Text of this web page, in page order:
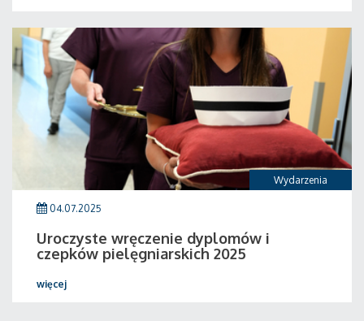
Wydarzenia
04.07.2025
Uroczyste wręczenie dyplomów i
czepków pielęgniarskich 2025
więcej